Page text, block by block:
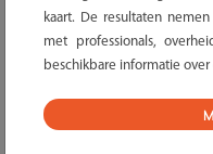
gecommuniceerd
te bepalen of je kind
verschillende regels en
kind geslaagd voor het
kaart. De resultaten
met professionals,
beschikbare informatie